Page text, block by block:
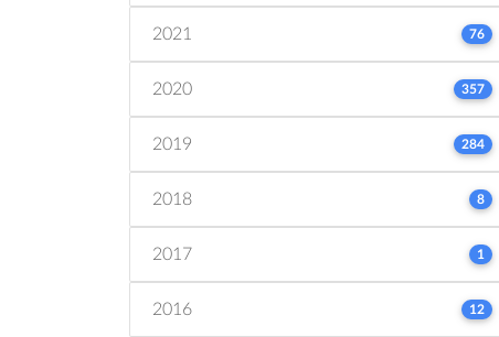
2021 76
2020 357
2019 284
2018 8
2017 1
2016 12